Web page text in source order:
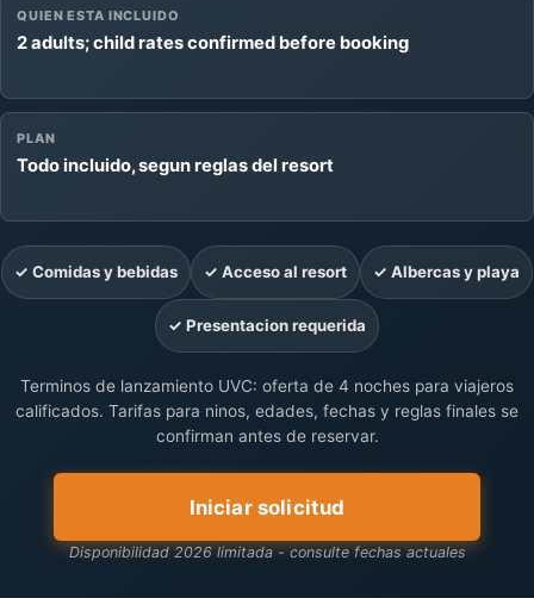
QUIEN ESTA INCLUIDO
2 adults; child rates confirmed before booking
PLAN
Todo incluido, segun reglas del resort
✓ Comidas y bebidas ✓ Acceso al resort ✓ Albercas y playa
✓ Presentacion requerida
Terminos de lanzamiento UVC: oferta de 4 noches para viajeros
calificados. Tarifas para ninos, edades, fechas y reglas finales se
confirman antes de reservar.
Iniciar solicitud
Disponibilidad 2026 limitada - consulte fechas actuales